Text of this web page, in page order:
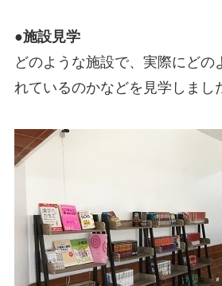
●施設見学
どのような施設で、実際にどの
れているのかなどを見学しまし